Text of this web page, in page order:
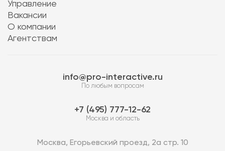
Управление
Вакансии
О компании
Агентствам
info@pro-interactive.ru
По любым вопросам
7 (495) 777-12-62
Москва и область
Москва, Егорьевский проезд, 2а стр. 10